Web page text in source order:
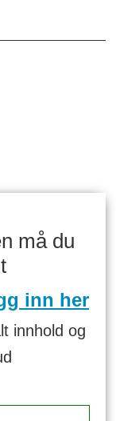
må du
inn her
innhold og